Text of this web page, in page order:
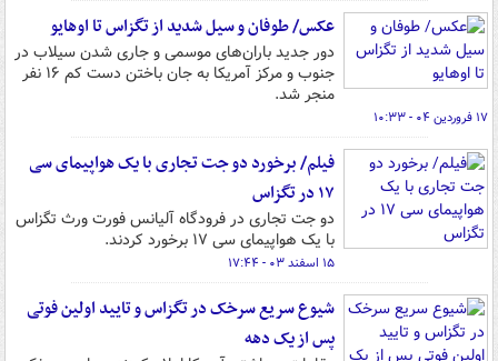
عکس/ طوفان و سیل شدید از تگزاس تا اوهایو
دور جدید باران‌های موسمی و جاری شدن سیلاب در
جنوب و مرکز آمریکا به جان باختن دست کم ۱۶ نفر
منجر شد.
۱۷ فروردین ۰۴ - ۱۰:۳۳
فیلم/ برخورد دو جت تجاری با یک هواپیمای سی
۱۷ در تگزاس
دو جت تجاری در فرودگاه آلیانس فورت ورث تگزاس
با یک هواپیمای سی ۱۷ برخورد کردند.
۱۵ اسفند ۰۳ - ۱۷:۴۴
شیوع سریع سرخک در تگزاس و تایید اولین فوتی‌
پس از یک دهه